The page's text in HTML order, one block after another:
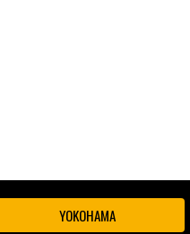
YOKOHAMA